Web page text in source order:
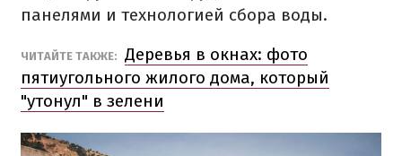
панелями и технологией сбора воды.
ЧИТАЙТЕ ТАКЖЕ: Деревья в окнах: фото
пятиугольного жилого дома, который
"утонул" в зелени